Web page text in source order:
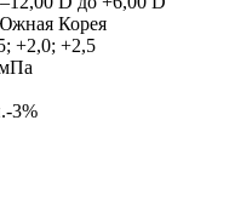
Корея
+2,0; +2,5
-3%